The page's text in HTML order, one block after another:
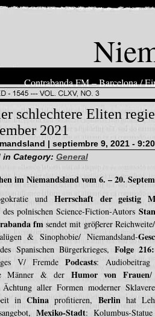
Contrabanda FM – Barcelona /
schlechtere Eliten
2021
| septiembre 9, 2021 -
in Category: General
im Niemandsland vom 6. – 20.
und Herrschaft der geistig
des polnischen Science-Fiction-Autors
fmsendet mit gröβerer
& Sinophobie/ Niemandsland-
Spanischen Bürgerkrieges, Folge
V/ Fremde Podcasts:
Männer & der Humor von Frauen/
aller Formen moderner
in China profitieren, Berlinhat
Mexiko-Stadt: Kolumbus-